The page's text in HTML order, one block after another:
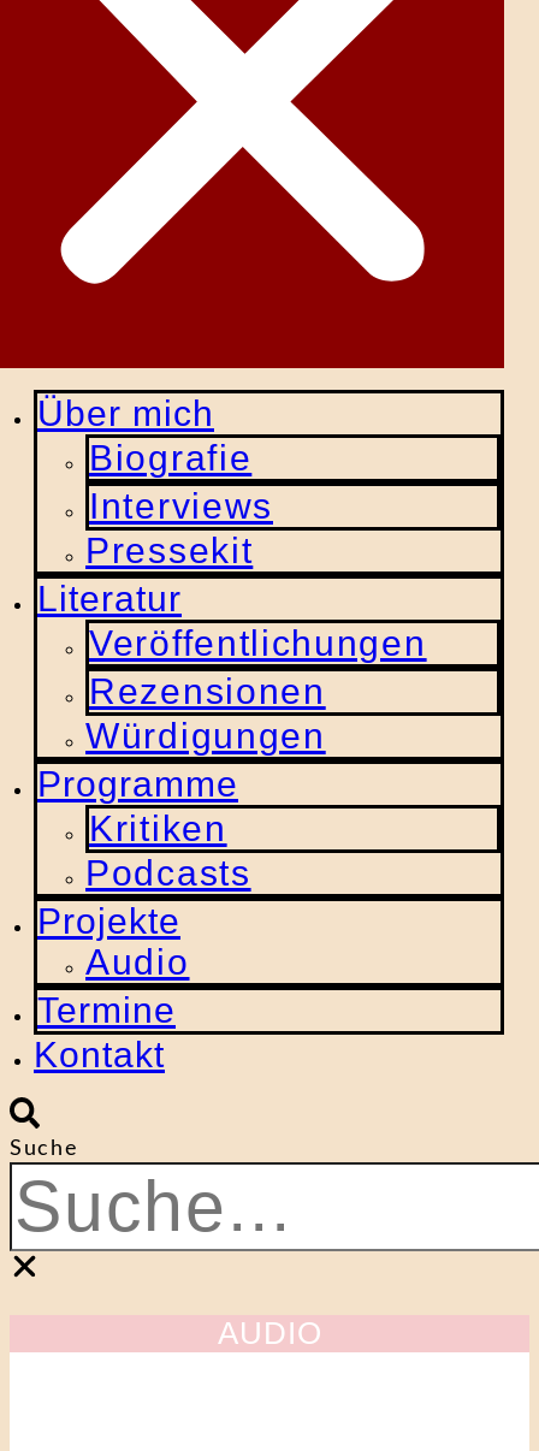
Über mich
Biografie
Interviews
Pressekit
Literatur
Veröffentlichungen
Rezensionen
Würdigungen
Programme
Kritiken
Podcasts
Projekte
Audio
Termine
Kontakt
Suche
AUDIO